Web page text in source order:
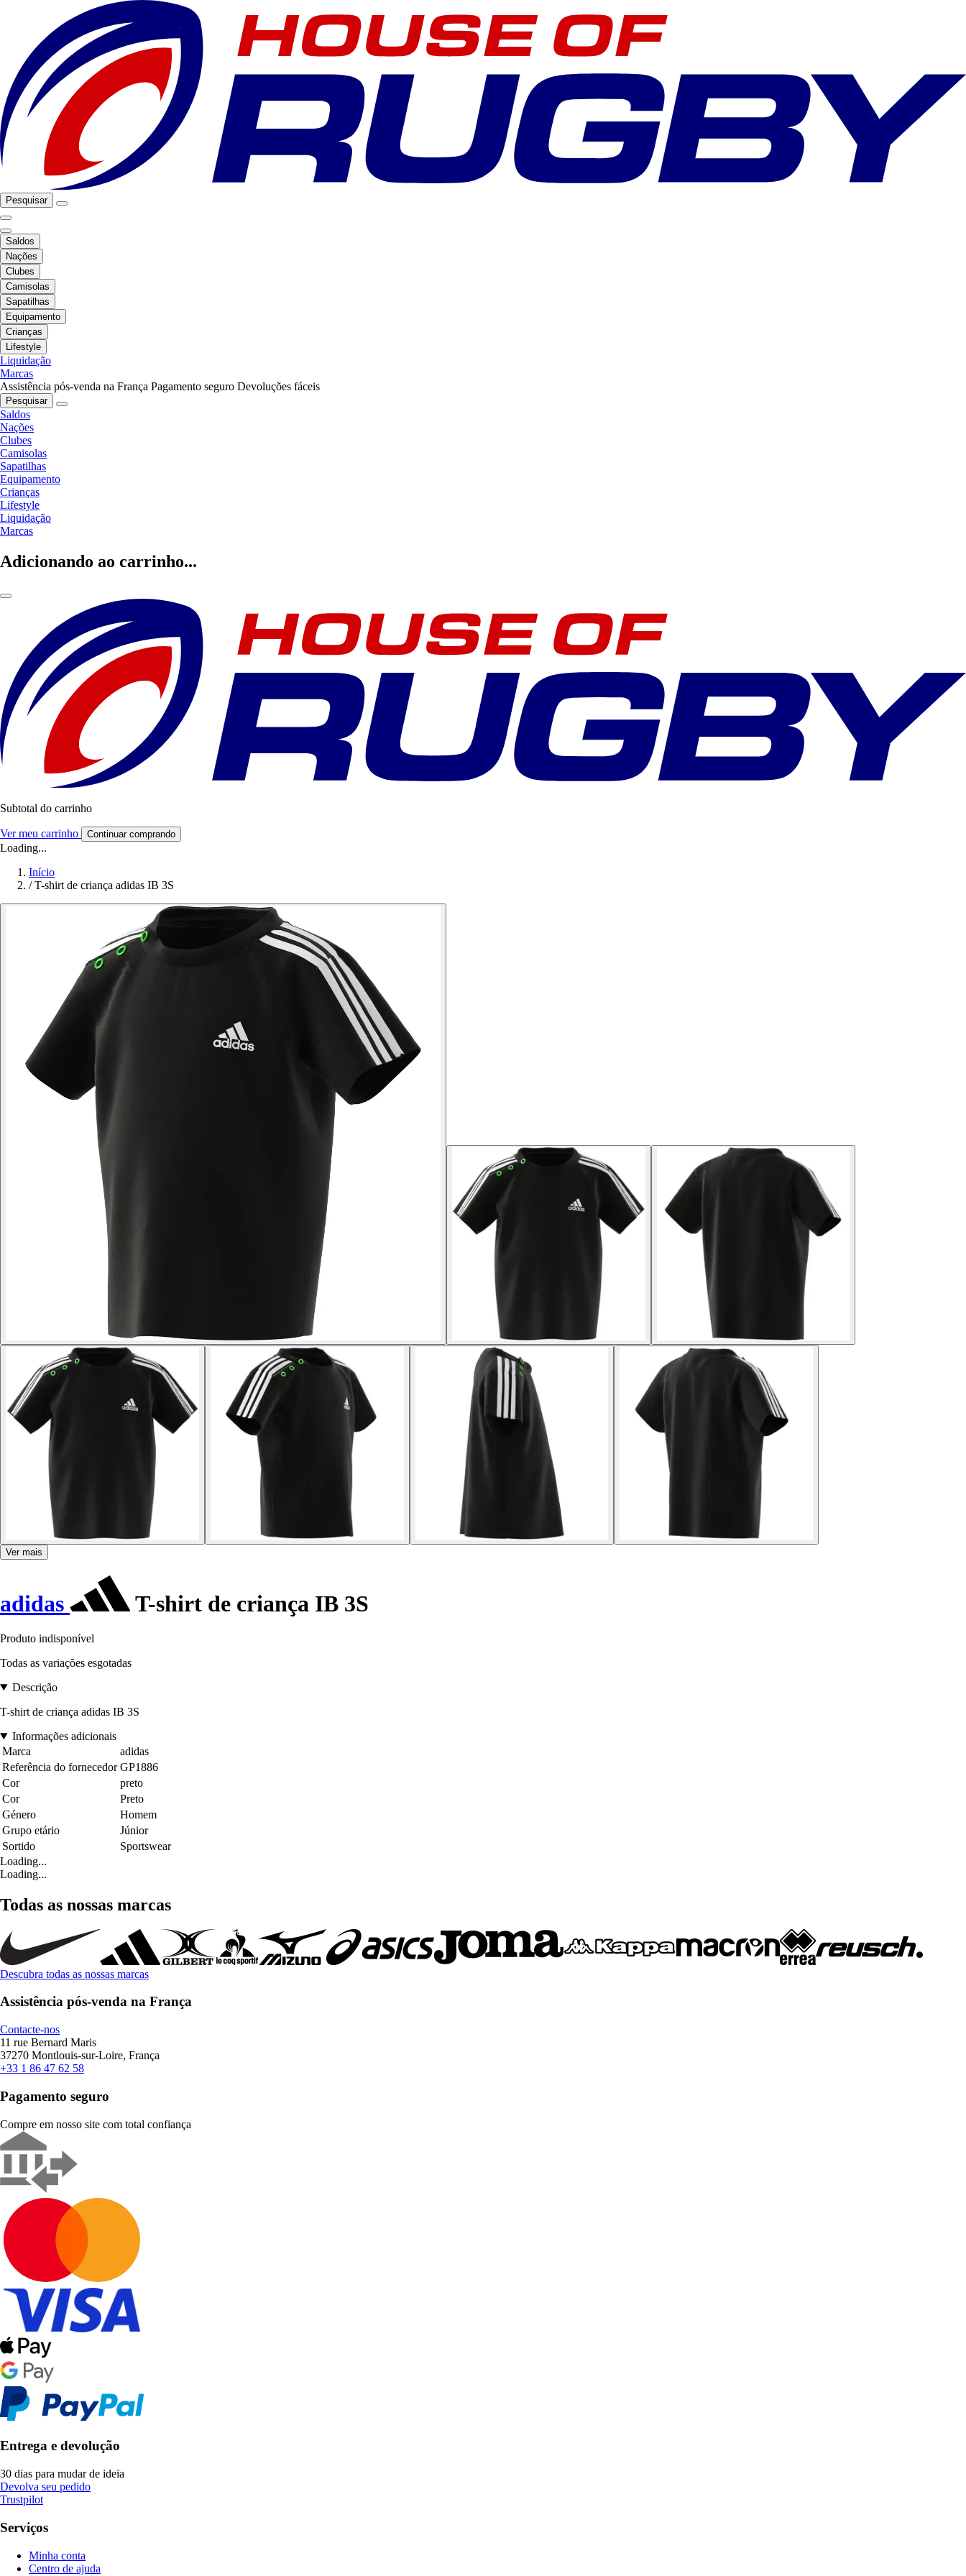
Pesquisar
Saldos
Nações
Clubes
Camisolas
Sapatilhas
Equipamento
Crianças
Lifestyle
Liquidação
Marcas
Assistência pós-venda na França Pagamento seguro Devoluções fáceis
Pesquisar
Saldos
Nações
Clubes
Camisolas
Sapatilhas
Equipamento
Crianças
Lifestyle
Liquidação
Marcas
Adicionando ao carrinho...
Subtotal do carrinho
Ver meu carrinho Continuar comprando
Loading...
Início
/ T-shirt de criança adidas IB 3S
Ver mais
adidas T-shirt de criança IB 3S
Produto indisponível
Todas as variações esgotadas
Descrição
T-shirt de criança adidas IB 3S
Informações adicionais
Marca
adidas
Referência do fornecedor GP1886
Cor
preto
Cor
Preto
Género
Homem
Grupo etário
Júnior
Sortido
Sportswear
Loading...
Loading...
Todas as nossas marcas
Descubra todas as nossas marcas
Assistência pós-venda na França
Contacte-nos
11 rue Bernard Maris
37270 Montlouis-sur-Loire, França
+33 1 86 47 62 58
Pagamento seguro
Compre em nosso site com total confiança
Entrega e devolução
30 dias para mudar de ideia
Devolva seu pedido
Trustpilot
Serviços
Minha conta
Centro de ajuda